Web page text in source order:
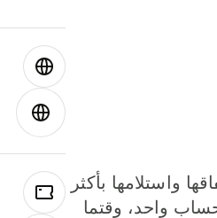
واستلامها بأكثر
حساب واحد، وقتما